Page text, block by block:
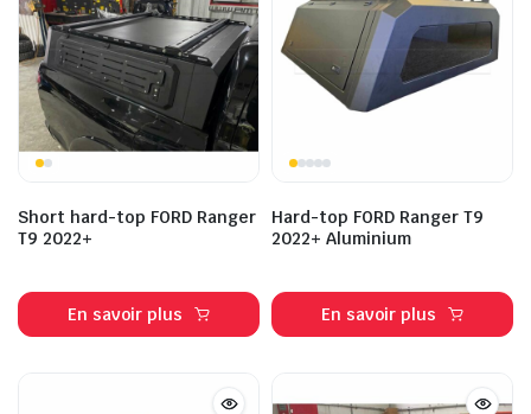
Short hard-top FORD Ranger
T9 2022+
En savoir plus
Hard-top FORD Ranger T9
2022+ Aluminium
En savoir plus